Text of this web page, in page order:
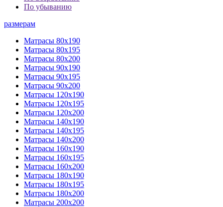
По убыванию
размерам
Матрасы 80х190
Матрасы 80х195
Матрасы 80х200
Матрасы 90х190
Матрасы 90х195
Матрасы 90х200
Матрасы 120х190
Матрасы 120х195
Матрасы 120х200
Матрасы 140х190
Матрасы 140х195
Матрасы 140х200
Матрасы 160х190
Матрасы 160х195
Матрасы 160х200
Матрасы 180х190
Матрасы 180х195
Матрасы 180х200
Матрасы 200х200